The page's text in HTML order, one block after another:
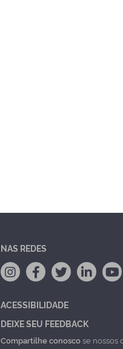
NAS REDES
ACESSIBILIDADE
DEIXE SEU FEEDBACK
Compartilhe conoscose nossos